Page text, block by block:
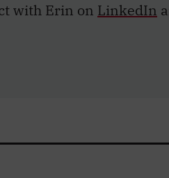
with Erin on LinkedIn